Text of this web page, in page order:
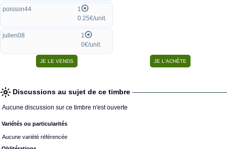
poisson44
1
0.25€/unit.
julien08
1
0€/unit.
Discussions au sujet de ce timbre
Aucune discussion sur ce timbre n'est ouverte
Variétés ou particularités
Aucune variété référencée